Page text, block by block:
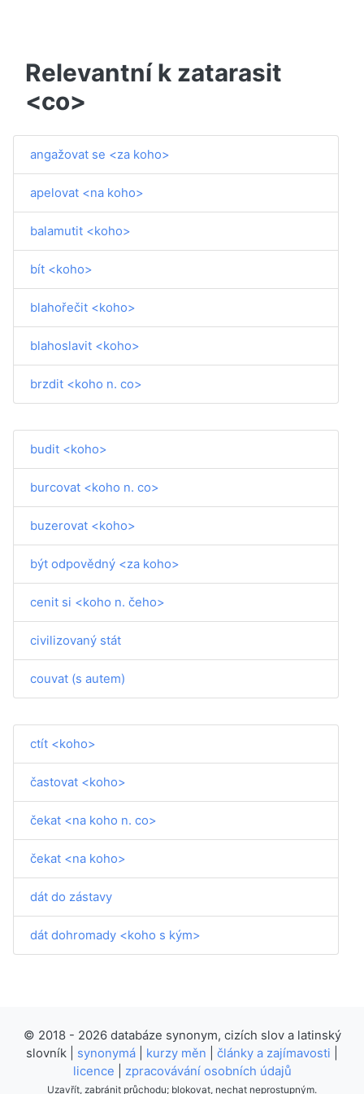
Relevantní k zatarasit
<co>
angažovat se <za koho>
apelovat <na koho>
balamutit <koho>
bít <koho>
blahořečit <koho>
blahoslavit <koho>
brzdit <koho n. co>
budit <koho>
burcovat <koho n. co>
buzerovat <koho>
být odpovědný <za koho>
cenit si <koho n. čeho>
civilizovaný stát
couvat (s autem)
ctít <koho>
častovat <koho>
čekat <na koho n. co>
čekat <na koho>
dát do zástavy
dát dohromady <koho s kým>
© 2018 - 2026 databáze synonym, cizích slov a latinský
slovník | synonymá kurzy měn články a zajímavosti
licence
zpracovávání osobních údajů
Uzavřít, zabránit průchodu; blokovat, nechat neprostupným.